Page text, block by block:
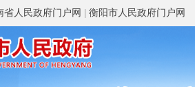
省人民政府门户网 衡阳市人民政府门户网